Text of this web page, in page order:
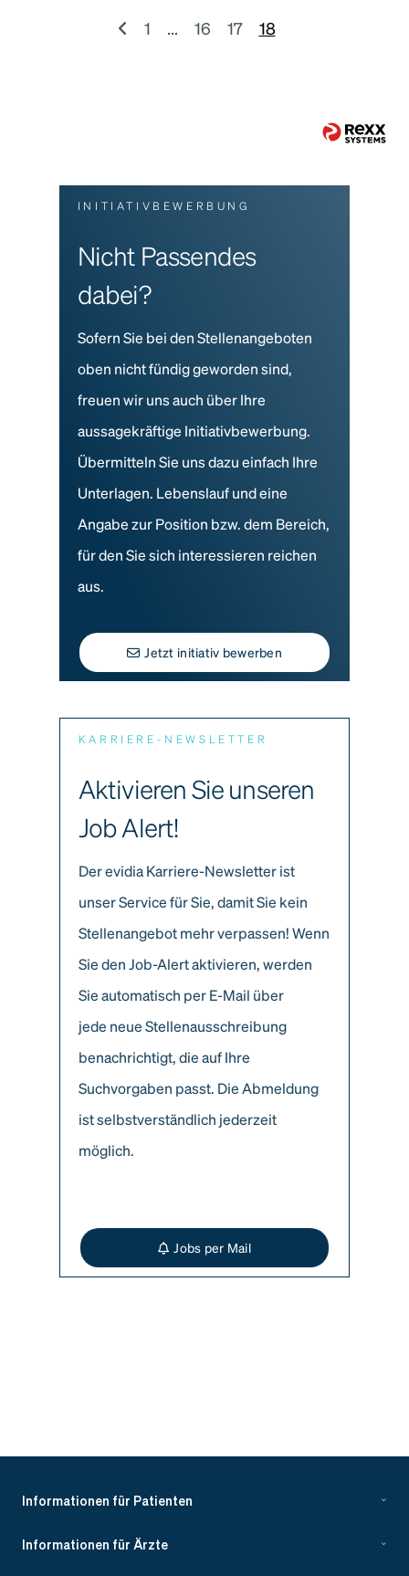
1 ... 16 17 18
INITIATIVBEWERBUNG
Nicht Passendes
dabei?
Sofern Sie bei den Stellenangeboten
oben nicht fündig geworden sind,
freuen wir uns auch über Ihre
aussagekräftige Initiativbewerbung.
Übermitteln Sie uns dazu einfach Ihre
Unterlagen. Lebenslauf und eine
Angabe zur Position bzw. dem Bereich,
für den Sie sich interessieren reichen
aus.
Jetzt initiativ bewerben
KARRIERE-NEWSLETTER
Aktivieren Sie unseren
Job Alert!
Der evidia Karriere-Newsletter ist
unser Service für Sie, damit Sie kein
Stellenangebot mehr verpassen! Wenn
Sie den Job-Alert aktivieren, werden
Sie automatisch per E-Mail über
jede neue Stellenausschreibung
benachrichtigt, die auf Ihre
Suchvorgaben passt. Die Abmeldung
ist selbstverständlich jederzeit
möglich.
Jobs per Mail
Informationen für Patienten
Informationen für Ärzte